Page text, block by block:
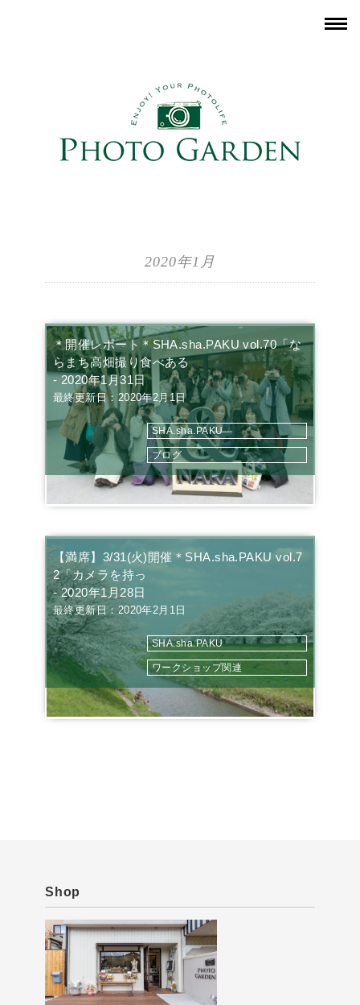
2020年1月
＊開催レポート＊SHA.sha.PAKU vol.70「な
らまち高畑撮り食べある
- 2020年1月31日
最終更新日：2020年2月1日
SHA.sha.PAKU
ブログ
【満席】3/31(火)開催＊SHA.sha.PAKU vol.7
2「カメラを持っ
- 2020年1月28日
最終更新日：2020年2月1日
SHA.sha.PAKU
ワークショップ関連
Shop